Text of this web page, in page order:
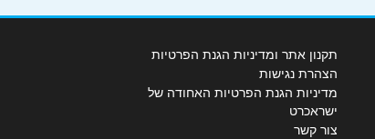
תקנון אתר ומדיניות הגנת הפרטיות
הצהרת נגישות
מדיניות הגנת הפרטיות האחודה של
ישראכרט
צור קשר